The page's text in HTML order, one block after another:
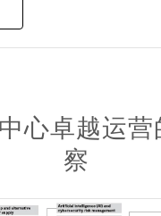
心卓越运营
察